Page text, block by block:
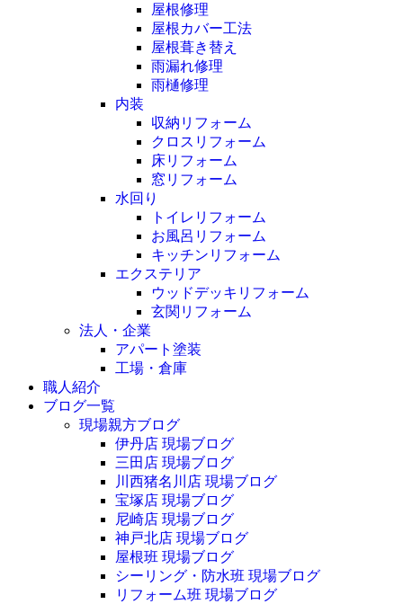
屋根修理
屋根カバー工法
屋根葺き替え
雨漏れ修理
雨樋修理
内装
収納リフォーム
クロスリフォーム
床リフォーム
窓リフォーム
水回り
トイレリフォーム
お風呂リフォーム
キッチンリフォーム
エクステリア
ウッドデッキリフォーム
玄関リフォーム
法人・企業
アパート塗装
工場・倉庫
職人紹介
ブログ一覧
現場親方ブログ
伊丹店 現場ブログ
三田店 現場ブログ
川西猪名川店 現場ブログ
宝塚店 現場ブログ
尼崎店 現場ブログ
神戸北店 現場ブログ
屋根班 現場ブログ
シーリング・防水班 現場ブログ
リフォーム班 現場ブログ